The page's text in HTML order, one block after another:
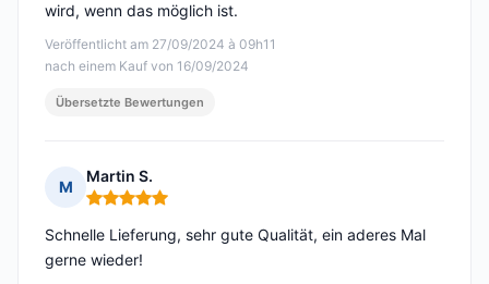
Veröffentlicht am 27/09/2024 à 09h11
nach einem Kauf von 16/09/2024
wird, wenn das möglich ist.
Übersetzte Bewertungen
M
Martin S.
Hinweis: 5 von 5
Schnelle Lieferung, sehr gute Qualität, ein aderes Mal
gerne wieder!